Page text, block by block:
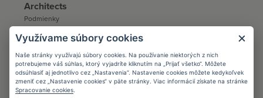
Architects
Podmienky
Katalógy a vzorkovníky
Distribúcia
Distribúcia
Kontakt
Využívame súbory cookies
Naše stránky využívajú súbory cookies. Na používanie niektorých z nich
potrebujeme váš súhlas, ktorý vyjadríte kliknutím na „Prijať všetko“. Môžete
odsúhlasiť aj jednotlivo cez „Nastavenia“. Nastavenie cookies môžete kedykoľvek
zmeniť cez „Nastavenie cookies“ v päte stránky. Viac informácií získate na stránke
Spracovanie cookies